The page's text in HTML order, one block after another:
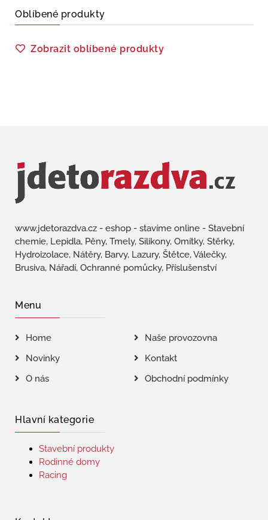
Oblíbené produkty
Zobrazit oblíbené produkty
www.jdetorazdva.cz - eshop - stavíme online - Stavební
chemie, Lepidla, Pěny, Tmely, Silikony, Omítky, Stěrky,
Hydroizolace, Nátěry, Barvy, Lazury, Štětce, Válečky,
Brusiva, Nářadí, Ochranné pomůcky, Příslušenství
Menu
Home
Naše provozovna
Novinky
Kontakt
O nás
Obchodní podmínky
Hlavní kategorie
Stavební produkty
Rodinné domy
Racing